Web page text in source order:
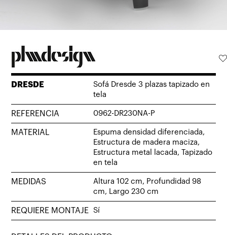
DRESDE
Sofá Dresde 3 plazas tapizado en
tela
REFERENCIA 0962-DR230NA-P
MATERIAL
Espuma densidad diferenciada,
Estructura de madera maciza,
Estructura metal lacada, Tapizado
en tela
MEDIDAS
Altura 102 cm, Profundidad 98
cm, Largo 230 cm
REQUIERE MONTAJE Sí